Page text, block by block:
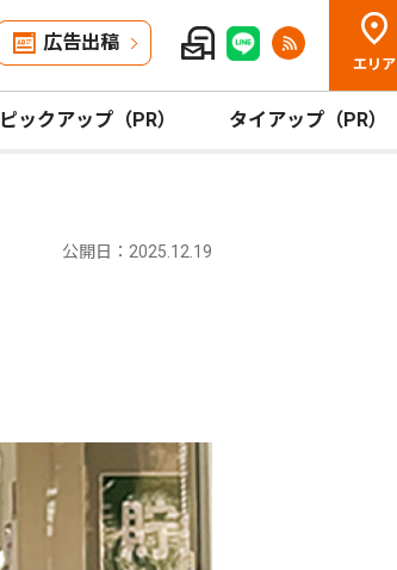
広告出稿
エリア
ピックアップ（PR） タイアップ（PR）
公開日：2025.12.19